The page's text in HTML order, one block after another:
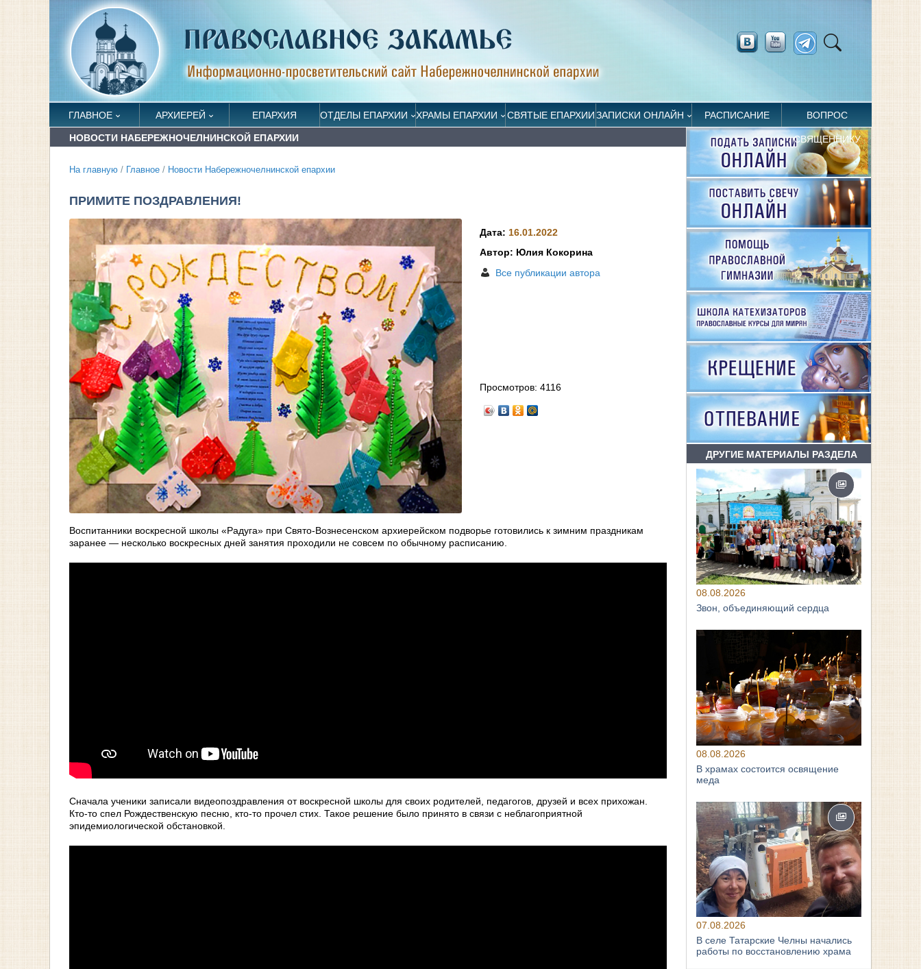
ГЛАВНОЕ АРХИЕРЕЙ ЕПАРХИЯ ОТДЕЛЫ ЕПАРХИИ ХРАМЫ ЕПАРХИИ СВЯТЫЕ ЕПАРХИИЗАПИСКИ ОНЛАЙН РАСПИСАНИЕ ВОПРОС
СВЯЩЕННИКУ
НОВОСТИ НАБЕРЕЖНОЧЕЛНИНСКОЙ ЕПАРХИИ
На главную / Главное / Новости Набережночелнинской епархии
ПРИМИТЕ ПОЗДРАВЛЕНИЯ!
Дата: 16.01.2022
Автор: Юлия Кокорина
Все публикации автора
Просмотров:4116
Воспитанники воскресной школы «Радуга» при Свято-Вознесенском архиерейском подворье готовились к зимним праздникам
заранее — несколько воскресных дней занятия проходили не совсем по обычному расписанию.
Сначала ученики записали видеопоздравления от воскресной школы для своих родителей, педагогов, друзей и всех прихожан.
Кто-то спел Рождественскую песню, кто-то прочел стих. Такое решение было принято в связи с неблагоприятной
эпидемиологической обстановкой.
ДРУГИЕ МАТЕРИАЛЫ РАЗДЕЛА
08.08.2026
Звон, объединяющий сердца
08.08.2026
В храмах состоится освящение
меда
07.08.2026
В селе Татарские Челны начались
работы по восстановлению храма